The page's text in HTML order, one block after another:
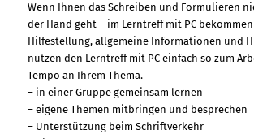
Wenn Ihnen das Schreiben und Formulieren
der Hand geht – im Lerntreff mit PC
Hilfestellung, allgemeine Informationen und
nutzen den Lerntreff mit PC einfach so zum
Tempo an Ihrem Thema.
– in einer Gruppe gemeinsam lernen
– eigene Themen mitbringen und besprechen
– Unterstützung beim Schriftverkehr